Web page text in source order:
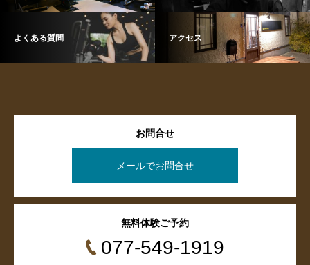
よくある質問 アクセス
お問合せ
メールでお問合せ
無料体験ご予約
077-549-1919